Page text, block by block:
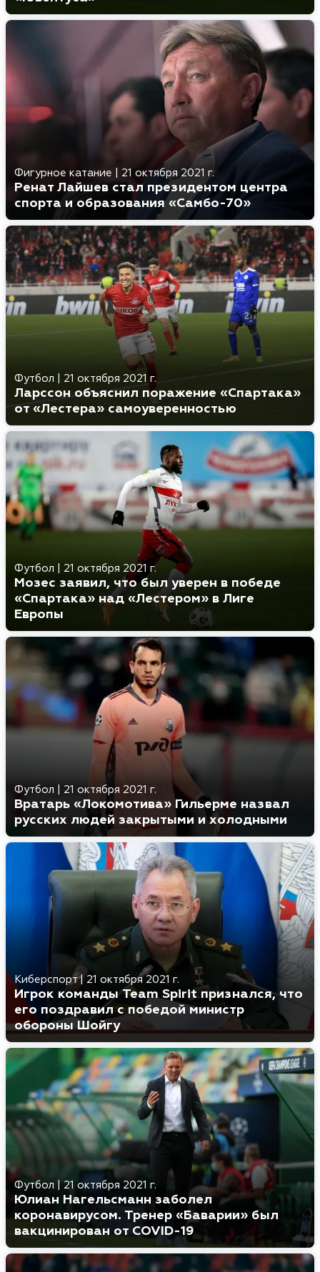
Фигурное катание 21 октября 2021 г.
Ренат Лайшев стал президентом центра
спорта и образования «Самбо-70»
Футбол 21 октября 2021 г.
Ларссон объяснил поражение «Спартака»
от «Лестера» самоуверенностью
Футбол 21 октября 2021 г.
Мозес заявил, что был уверен в победе
«Спартака» над «Лестером» в Лиге
Европы
Футбол 21 октября 2021 г.
Вратарь «Локомотива» Гильерме назвал
русских людей закрытыми и холодными
Киберспорт|21 октября 2021 г.
Игрок команды Team Spirit признался, что
его поздравил с победой министр
обороны Шойгу
Футбол | 21 октября 2021 г.
Юлиан Нагельсманн заболел
коронавирусом. Тренер «Баварии» был
вакцинирован от COVID-19